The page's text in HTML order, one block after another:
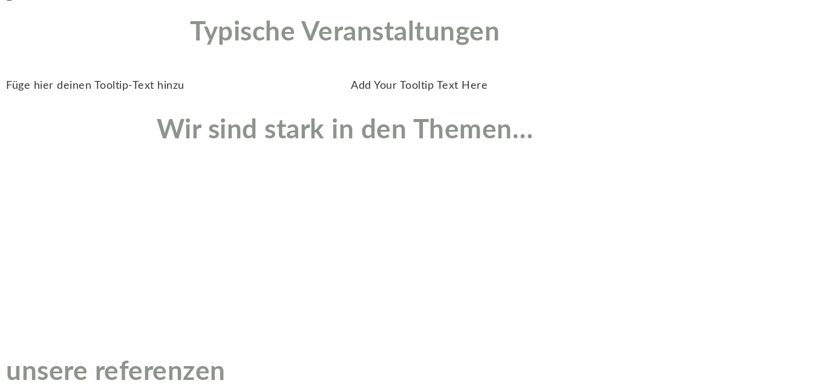
Typische Veranstaltungen
Füge hier deinen Tooltip-Text hinzu Add Your Tooltip Text Here
Wir sind stark in den Themen…
unsere referenzen